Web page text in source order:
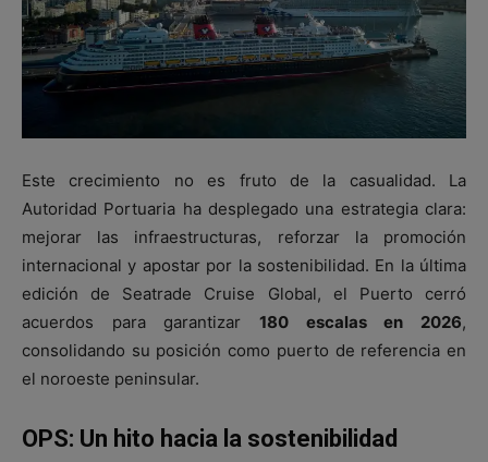
Este crecimiento no es fruto de la casualidad. La
Autoridad Portuaria ha desplegado una estrategia clara:
mejorar las infraestructuras, reforzar la promoción
internacional y apostar por la sostenibilidad. En la última
edición de Seatrade Cruise Global, el Puerto cerró
acuerdos para garantizar 180 escalas en 2026,
consolidando su posición como puerto de referencia en
el noroeste peninsular.
OPS: Un hito hacia la sostenibilidad